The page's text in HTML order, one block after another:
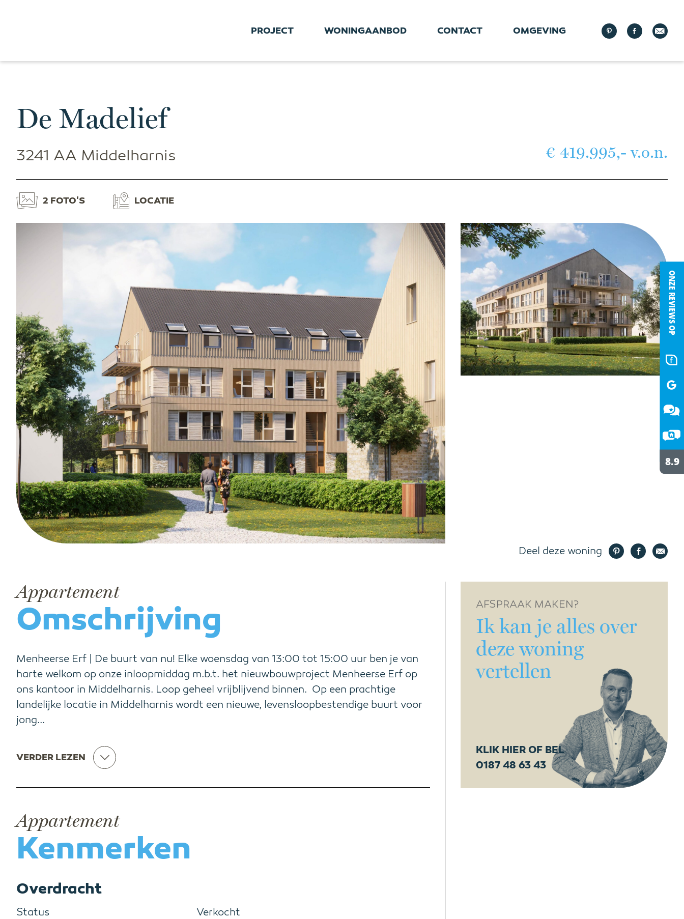
PROJECT WONINGAANBOD CONTACT OMGEVING
De Madelief
3241 AA Middelharnis € 419.995,- v.o.n.
2 FOTO'S LOCATIE
Deel deze woning
Appartement
Omschrijving
Menheerse Erf | De buurt van nu! Elke woensdag van 13:00 tot 15:00 uur ben je van
harte welkom op onze inloopmiddag m.b.t. het nieuwbouwproject Menheerse Erf op
ons kantoor in Middelharnis. Loop geheel vrijblijvend binnen. Op een prachtige
landelijke locatie in Middelharnis wordt een nieuwe, levensloopbestendige buurt voor
jong...
VERDER LEZEN
Appartement
Kenmerken
Overdracht
Status
Verkocht
AFSPRAAK MAKEN?
Ik kan je alles over
deze woning
vertellen
KLIK HIER OF BEL
0187 48 63 43